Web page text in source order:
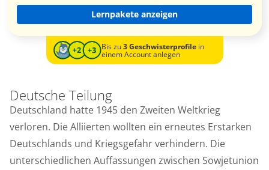
Lernpakete anzeigen
Bis zu3 Geschwisterprofilein
einem Account anlegen
Deutsche Teilung
Deutschland hatte 1945 den Zweiten Weltkrieg
verloren. Die Alliierten wollten ein erneutes Erstarken
Deutschlands und Kriegsgefahr verhindern. Die
unterschiedlichen Auffassungen zwischen Sowjetunion